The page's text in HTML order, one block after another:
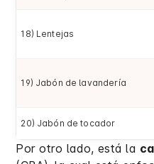
18) Lentejas
19) Jabón de lavandería
20) Jabón de tocador
Por otro lado, está la